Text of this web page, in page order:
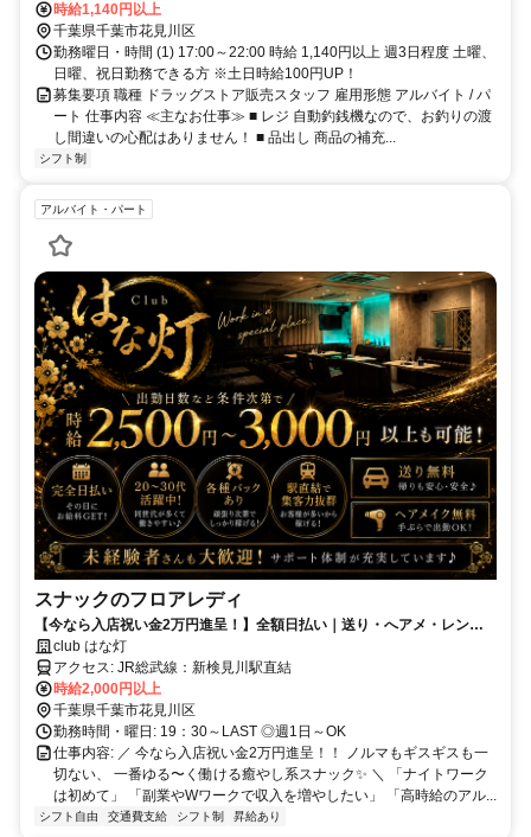
時給1,140円以上
千葉県千葉市花見川区
勤務曜日・時間 (1) 17:00～22:00 時給 1,140円以上 週3日程度 土曜、
日曜、祝日勤務できる方 ※土日時給100円UP！
募集要項 職種 ドラッグストア販売スタッフ 雇用形態 アルバイト / パ
ート 仕事内容 ≪主なお仕事≫ ■ レジ 自動釣銭機なので、お釣りの渡
し間違いの心配はありません！ ■ 品出し 商品の補充...
シフト制
アルバイト・パート
スナックのフロアレディ
【今なら入店祝い金2万円進呈！】全額日払い｜送り・へアメ・レンタ
ルドレス無料｜週1日・3時間～OK｜20代～40代活躍中｜新検見川駅直
結
club はな灯
アクセス: JR総武線：新検見川駅直結
時給2,000円以上
千葉県千葉市花見川区
勤務時間・曜日: 19：30～LAST ◎週1日～OK
仕事内容: ／ 今なら入店祝い金2万円進呈！！ ノルマもギスギスも一
切ない、 一番ゆる〜く働ける癒やし系スナック✨ ＼ 「ナイトワーク
は初めて」 「副業やWワークで収入を増やしたい」 「高時給のアル...
シフト自由 交通費支給 シフト制 昇給あり